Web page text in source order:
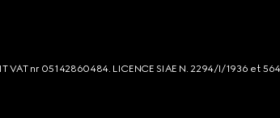
VAT nr 05142860484. LICENCE SIAE N. 2294/I/1936 et